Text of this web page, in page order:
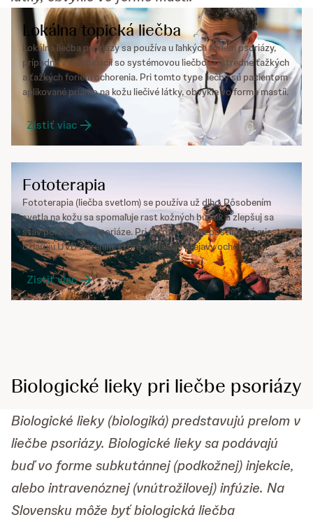
Lokálna topická liečba
Lokálna liečba psoriázy sa používa u ľahkých foriem psoriázy,
prípadne v kombinácii so systémovou liečbou u stredne ťažkých
a ťažkých foriem ochorenia. Pri tomto type liečby sú pacientom
aplikované priamo na kožu liečivé látky, obvykle vo forme mastíi.
Zistiť viac
Fototerapia
Fototerapia (liečba svetlom) se používa už dlho. Pôsobením
svetla na kožu sa spomaľuje rast kožných buniek a zlepšuj sa
stav pokožky pri psoriáze. Pri fototerapii se postihnuté miesta
ožiarujú UVB žiarením, ktoré potlačuje prejavy ochorenia.
Zistiť viac
Biologické lieky pri liečbe psoriázy
Biologické lieky (biologiká) predstavujú prelom v
liečbe psoriázy. Biologické lieky sa podávajú
buď vo forme subkutánnej (podkožnej) injekcie,
alebo intravenóznej (vnútrožilovej) infúzie. Na
Slovensku môže byť biologická liečba